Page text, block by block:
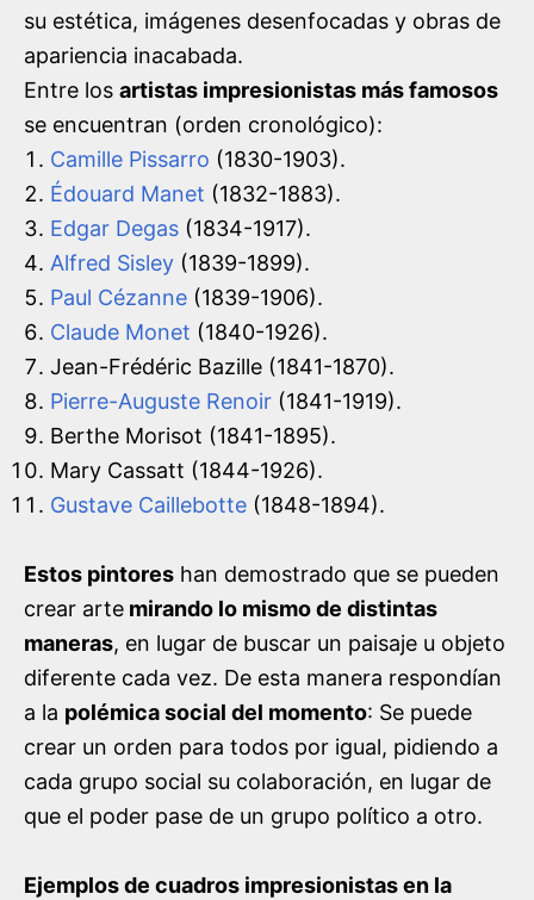
su estética, imágenes desenfocadas y obras de
apariencia inacabada.
Entre los artistas impresionistas más famosos
se encuentran (orden cronológico):
Camille Pissarro (1830-1903).
Édouard Manet (1832-1883).
Edgar Degas (1834-1917).
Alfred Sisley (1839-1899).
Paul Cézanne (1839-1906).
Claude Monet (1840-1926).
Jean-Frédéric Bazille (1841-1870).
Pierre-Auguste Renoir (1841-1919).
Berthe Morisot (1841-1895).
Mary Cassatt (1844-1926).
Gustave Caillebotte (1848-1894).
Estos pintores han demostrado que se pueden
crear arte mirando lo mismo de distintas
maneras, en lugar de buscar un paisaje u objeto
diferente cada vez. De esta manera respondían
a la polémica social del momento: Se puede
crear un orden para todos por igual, pidiendo a
cada grupo social su colaboración, en lugar de
que el poder pase de un grupo político a otro.
Ejemplos de cuadros impresionistas en la